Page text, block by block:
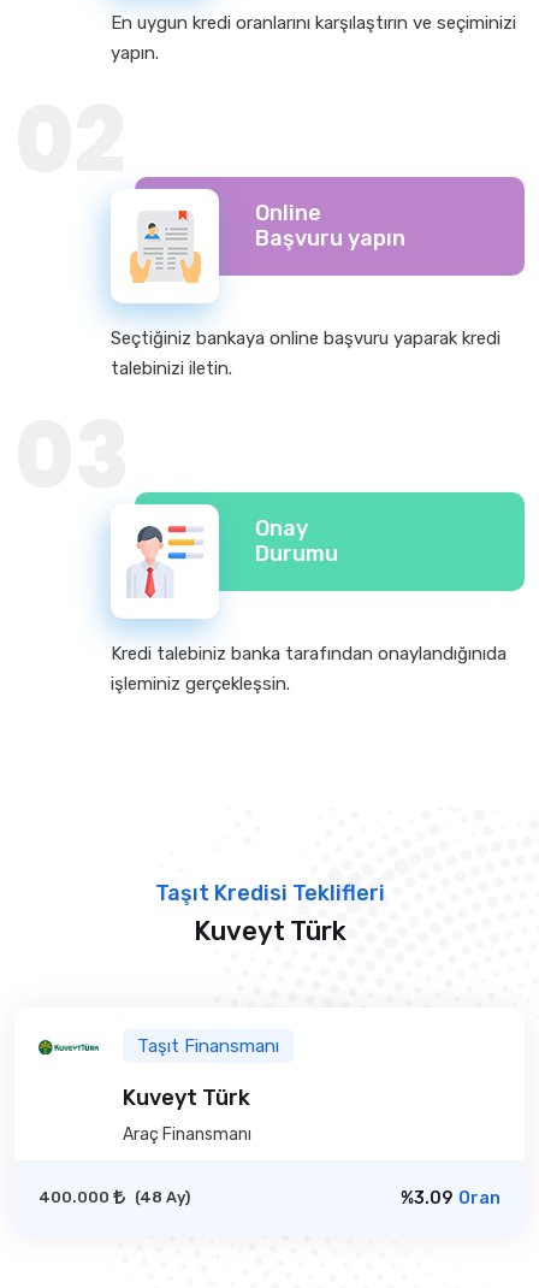
En uygun kredi oranlarını karşılaştırın ve seçiminizi
yapın.
Online
Başvuru yapın
Seçtiğiniz bankaya online başvuru yaparak kredi
talebinizi iletin.
Onay
Durumu
Kredi talebiniz banka tarafından onaylandığınıda
işleminiz gerçekleşsin.
Taşıt Kredisi Teklifleri
Kuveyt Türk
Taşıt Finansmanı
Kuveyt Türk
Araç Finansmanı
400.000 (48 Ay) %3.09 Oran